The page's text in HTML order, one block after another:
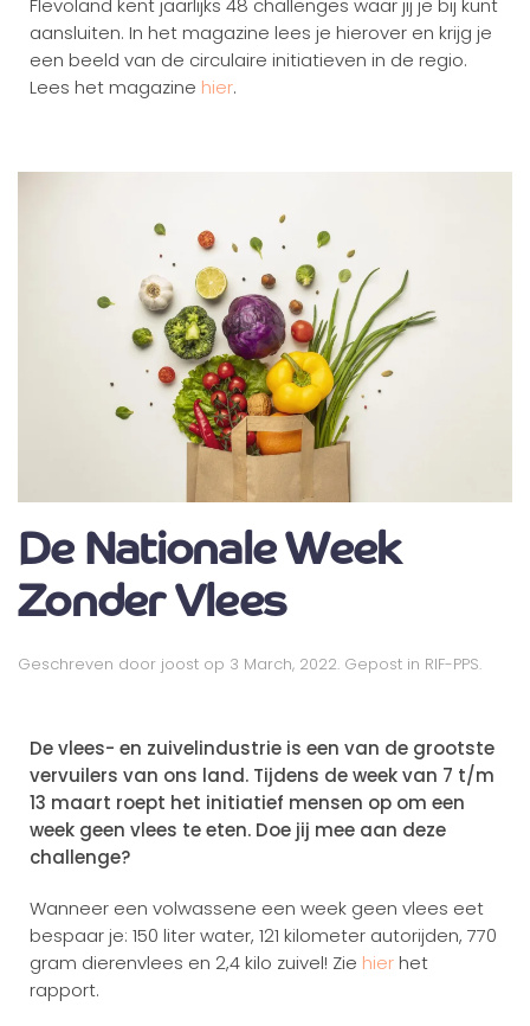
Flevoland kent jaarlijks 48 challenges waar jij je bij kunt
aansluiten. In het magazine lees je hierover en krijg je
een beeld van de circulaire initiatieven in de regio.
Lees het magazine hier.
De Nationale Week
Zonder Vlees
Geschreven door joost op 3 March, 2022. Gepost in RIF-PPS.
De vlees- en zuivelindustrie is een van de grootste
vervuilers van ons land. Tijdens de week van 7 t/m
13 maart roept het initiatief mensen op om een
week geen vlees te eten. Doe jij mee aan deze
challenge?
Wanneer een volwassene een week geen vlees eet
bespaar je: 150 liter water, 121 kilometer autorijden, 770
gram dierenvlees en 2,4 kilo zuivel! Zie hierhet
rapport.